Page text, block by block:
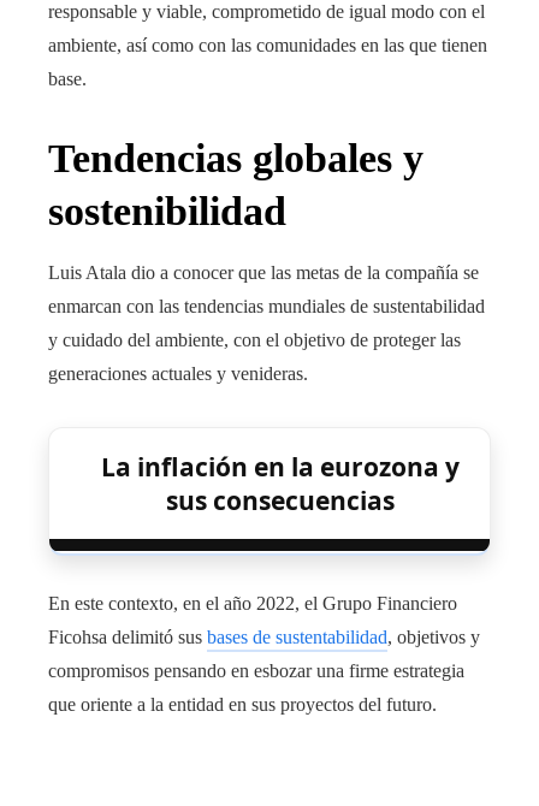
responsable y viable, comprometido de igual modo con el
ambiente, así como con las comunidades en las que tienen
base.
Tendencias globales y
sostenibilidad
Luis Atala dio a conocer que las metas de la compañía se
enmarcan con las tendencias mundiales de sustentabilidad
y cuidado del ambiente, con el objetivo de proteger las
generaciones actuales y venideras.
La inflación en la eurozona y
sus consecuencias
En este contexto, en el año 2022, el Grupo Financiero
Ficohsa delimitó sus bases de sustentabilidad, objetivos y
compromisos pensando en esbozar una firme estrategia
que oriente a la entidad en sus proyectos del futuro.